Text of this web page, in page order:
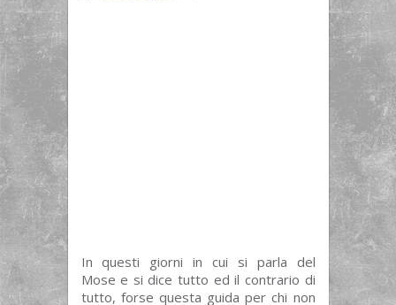
In questi giorni in cui si parla del
Mose e si dice tutto ed il contrario di
tutto, forse questa guida per chi non